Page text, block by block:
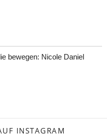
bewegen: Nicole Daniel
INSTAGRAM